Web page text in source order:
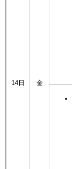
14日 金